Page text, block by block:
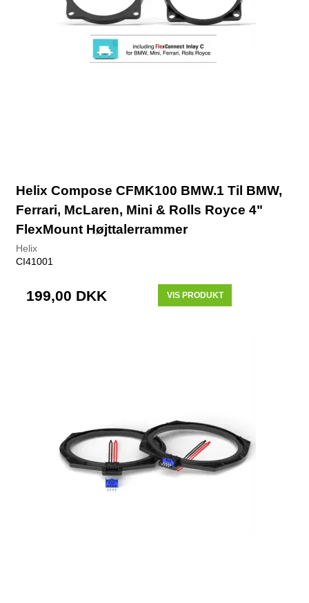
Helix Compose CFMK100 BMW.1 Til BMW,
Ferrari, McLaren, Mini & Rolls Royce 4"
FlexMount Højttalerrammer
Helix
CI41001
199,00 DKK VIS PRODUKT